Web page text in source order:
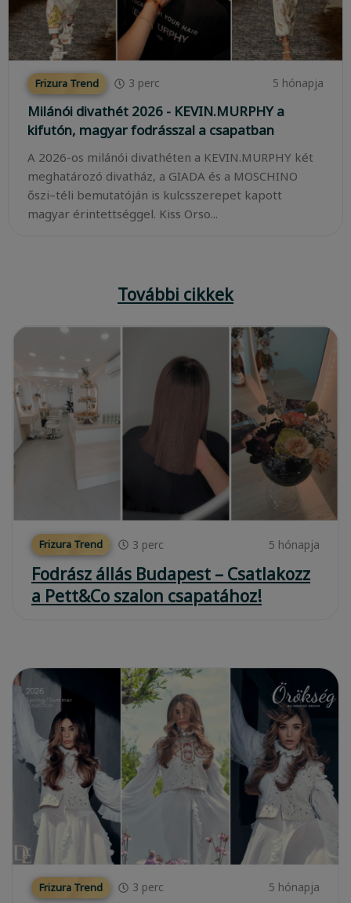
Frizura Trend 3 perc 5 hónapja
Milánói divathét 2026 - KEVIN.MURPHY a
kifutón, magyar fodrásszal a csapatban
A 2026-os milánói divathéten a KEVIN.MURPHY két
meghatározó divatház, a GIADA és a MOSCHINO
őszi–téli bemutatóján is kulcsszerepet kapott
magyar érintettséggel. Kiss Orso...
További cikkek
Frizura Trend 3 perc 5 hónapja
Fodrász állás Budapest – Csatlakozz
a Pett&Co szalon csapatához!
Frizura Trend 3 perc 5 hónapja